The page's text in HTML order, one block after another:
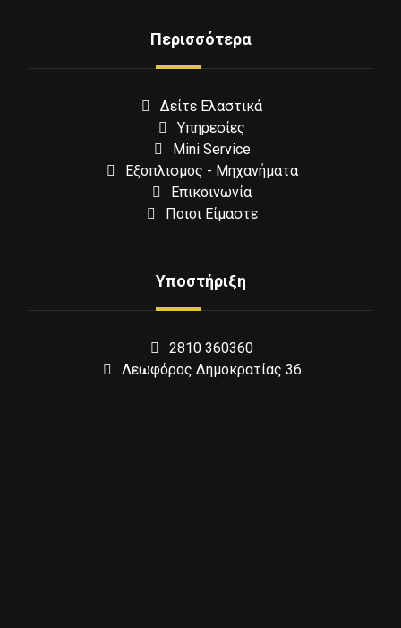
Περισσότερα
Δείτε Ελαστικά
Υπηρεσίες
Mini Service
Εξοπλισμος - Μηχανήματα
Επικοινωνία
Ποιοι Είμαστε
Υποστήριξη
2810 360360
Λεωφόρος Δημοκρατίας 36